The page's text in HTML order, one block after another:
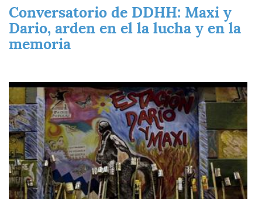
Conversatorio de DDHH: Maxi y
Dario, arden en el la lucha y en la
memoria
Imagen